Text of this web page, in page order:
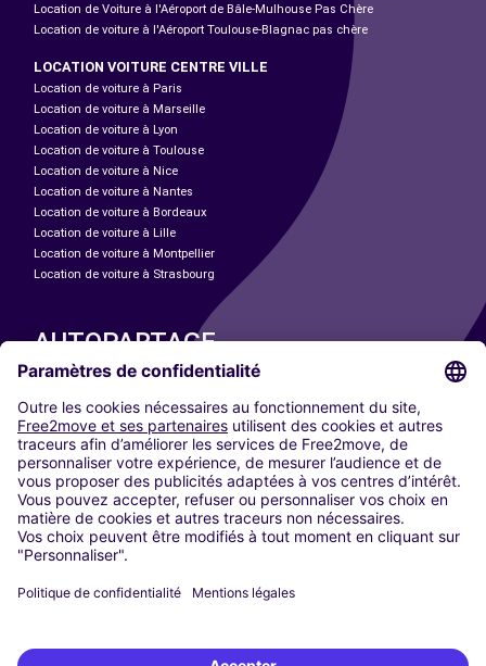
Location de Voiture à l'Aéroport de Bâle-Mulhouse Pas Chère
Location de voiture à l'Aéroport Toulouse-Blagnac pas chère
LOCATION VOITURE CENTRE VILLE
Location de voiture à Paris
Location de voiture à Marseille
Location de voiture à Lyon
Location de voiture à Toulouse
Location de voiture à Nice
Location de voiture à Nantes
Location de voiture à Bordeaux
Location de voiture à Lille
Location de voiture à Montpellier
Location de voiture à Strasbourg
AUTOPARTAGE
Paris
Madrid
Washington DC
Milan
Rome
Turin
Vienne
Berlin
Düsseldorf